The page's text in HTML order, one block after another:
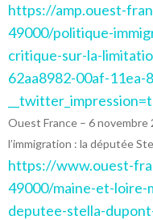
https://amp.ouest-
49000/politique-
critique-sur-la-
62aa8982-00af-11ea-
Ouest France – 6
l’immigration : la députée
https://www.ouest-
49000/maine-et-loire-
deputee-stella-